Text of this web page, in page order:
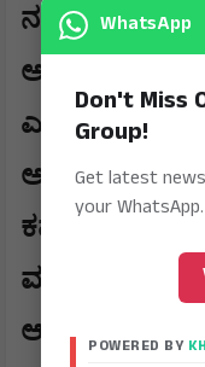
ನಂಬಿ
ಅಲ್ಲಿವೆ.
ಎಂದು
ಅಲ್ಲಿನ ಶ್ರಮಿಕ
ಕಷ್ಟಪಟ್ಟು
ಮಾಡುವ
ಆಕ್ರೋಶ
WhatsApp
Don't Miss
Group!
Get latest
your WhatsApp.
POWERED BY